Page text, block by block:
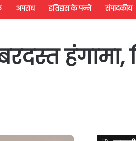
अपराध इतिहास के पन्ने संपादकीय
हंगामा,